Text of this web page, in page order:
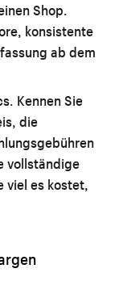
Shop.
konsistente
ab dem
Kennen Sie
die
vollständige
viel es kostet,